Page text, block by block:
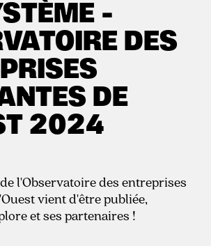
-
DES
DE
2024
l'Observatoire des entreprises
vient d'être publiée,
et ses partenaires !